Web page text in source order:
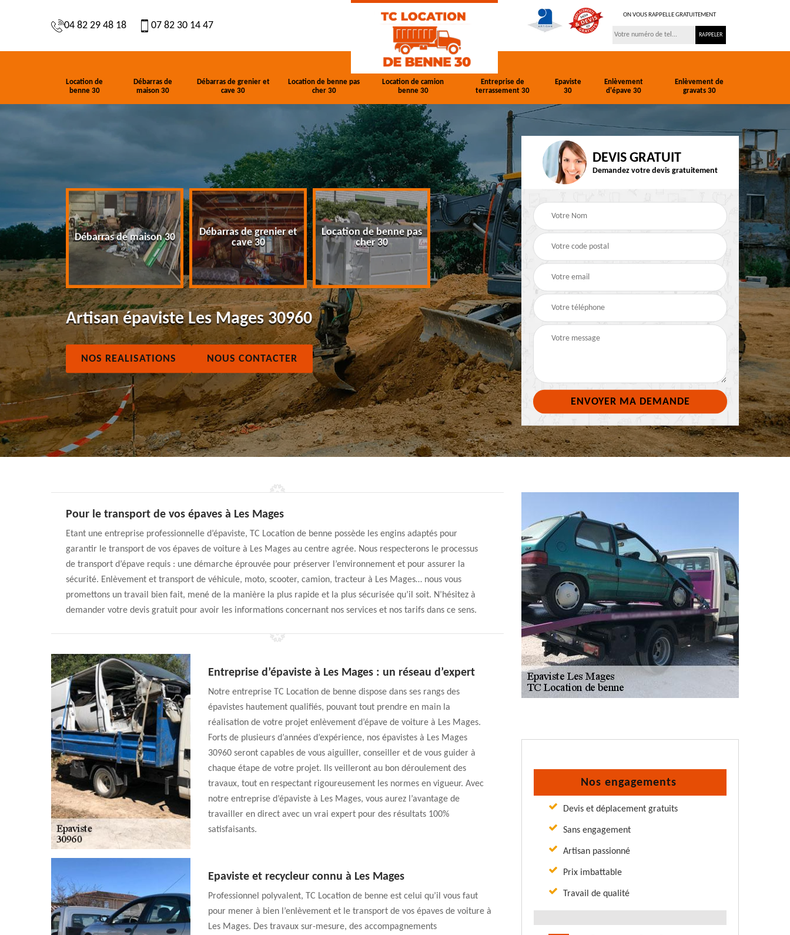
04 82 29 48 18 07 82 30 14 47
ON VOUS RAPPELLE GRATUITEMENT
Location de
benne 30
Débarras de
maison 30
Débarras de grenier et
cave 30
Location de benne pas
cher 30
Location de camion
benne 30
Entreprise de
terrassement 30
Epaviste
30
Enlèvement
d'épave 30
Enlèvement de
gravats 30
benne 30 Débarras de maison 30
Débarras de grenier et
cave 30
Location de benne pas
cher 30
Location de camion
benne 30
Entreprise de
terrassement 30
Epaviste 30
Artisan épaviste Les Mages 30960
NOS REALISATIONS NOUS CONTACTER
DEVIS GRATUIT
Demandez votre devis gratuitement
Pour le transport de vos épaves à Les Mages
Etant une entreprise professionnelle d’épaviste, TC Location de benne possède les engins adaptés pour
garantir le transport de vos épaves de voiture à Les Mages au centre agrée. Nous respecterons le processus
de transport d’épave requis : une démarche éprouvée pour préserver l’environnement et pour assurer la
sécurité. Enlèvement et transport de véhicule, moto, scooter, camion, tracteur à Les Mages… nous vous
promettons un travail bien fait, mené de la manière la plus rapide et la plus sécurisée qu’il soit. N’hésitez à
demander votre devis gratuit pour avoir les informations concernant nos services et nos tarifs dans ce sens.
Entreprise d’épaviste à Les Mages : un réseau d’expert
Notre entreprise TC Location de benne dispose dans ses rangs des
épavistes hautement qualifiés, pouvant tout prendre en main la
réalisation de votre projet enlèvement d’épave de voiture à Les Mages.
Forts de plusieurs d’années d’expérience, nos épavistes à Les Mages
30960 seront capables de vous aiguiller, conseiller et de vous guider à
chaque étape de votre projet. Ils veilleront au bon déroulement des
travaux, tout en respectant rigoureusement les normes en vigueur. Avec
notre entreprise d’épaviste à Les Mages, vous aurez l’avantage de
travailler en direct avec un vrai expert pour des résultats 100%
satisfaisants.
Epaviste et recycleur connu à Les Mages
Professionnel polyvalent, TC Location de benne est celui qu’il vous faut
pour mener à bien l’enlèvement et le transport de vos épaves de voiture à
Les Mages. Des travaux sur-mesure, des accompagnements
Nos engagements
Devis et déplacement gratuits
Sans engagement
Artisan passionné
Prix imbattable
Travail de qualité